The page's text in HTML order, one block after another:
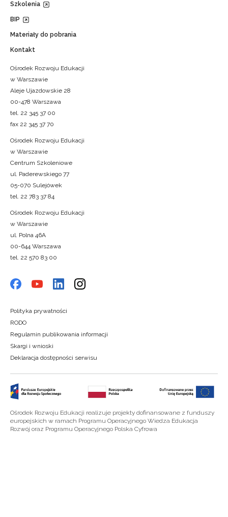
Szkolenia
BIP
Materiały do pobrania
Kontakt
Ośrodek Rozwoju Edukacji
w Warszawie
Aleje Ujazdowskie 28
00-478 Warszawa
tel. 22 345 37 00
fax 22 345 37 70
Ośrodek Rozwoju Edukacji
w Warszawie
Centrum Szkoleniowe
ul. Paderewskiego 77
05-070 Sulejówek
tel. 22 783 37 84
Ośrodek Rozwoju Edukacji
w Warszawie
ul. Polna 46A
00-644 Warszawa
tel. 22 570 83 00
Polityka prywatności
RODO
Regulamin publikowania informacji
Skargi i wnioski
Deklaracja dostępności serwisu
Ośrodek Rozwoju Edukacji realizuje projekty dofinansowane z funduszy
europejskich w ramach Programu Operacyjnego Wiedza Edukacja
Rozwój oraz Programu Operacyjnego Polska Cyfrowa